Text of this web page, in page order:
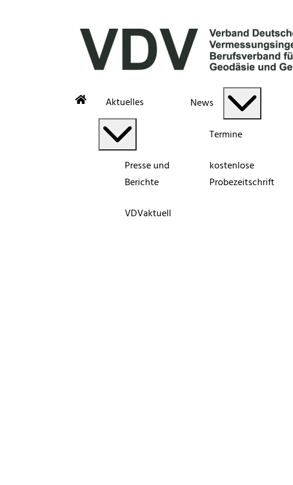
Aktuelles
Presse und
Berichte
VDVaktuell
News
Termine
kostenlose
Probezeitschrift